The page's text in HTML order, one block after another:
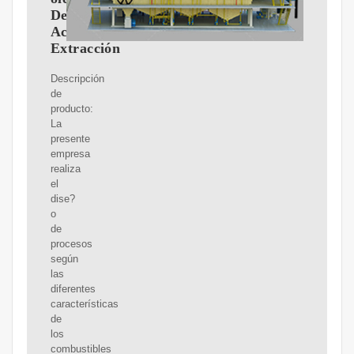
De
Aceite,
Extracción
Descripción
de
producto:
La
presente
empresa
realiza
el
dise?
o
de
procesos
según
las
diferentes
características
de
los
combustibles